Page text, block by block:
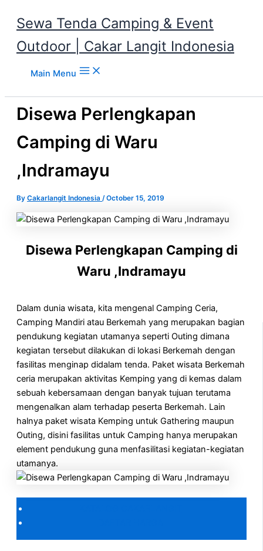
Sewa Tenda Camping & Event
Outdoor | Cakar Langit Indonesia
Main Menu
Disewa Perlengkapan
Camping di Waru
,Indramayu
By Cakarlangit Indonesia /October 15, 2019
Disewa Perlengkapan Camping di
Waru ,Indramayu
Dalam dunia wisata, kita mengenal Camping Ceria,
Camping Mandiri atau Berkemah yang merupakan bagian
pendukung kegiatan utamanya seperti Outing dimana
kegiatan tersebut dilakukan di lokasi Berkemah dengan
fasilitas menginap didalam tenda. Paket wisata Berkemah
ceria merupakan aktivitas Kemping yang di kemas dalam
sebuah kebersamaan dengan banyak tujuan terutama
mengenalkan alam terhadap peserta Berkemah. Lain
halnya paket wisata Kemping untuk Gathering maupun
Outing, disini fasilitas untuk Camping hanya merupakan
element pendukung guna menfasilitasi kegiatan-kegiatan
utamanya.